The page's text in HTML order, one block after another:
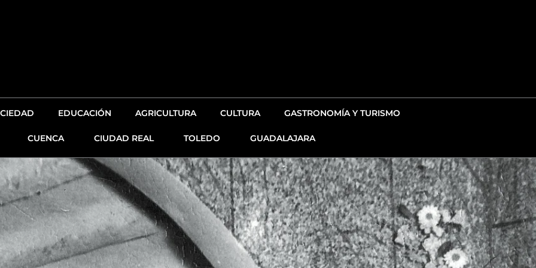
EDUCACIÓN AGRICULTURA CULTURA GASTRONOMÍA Y TURISMO
CUENCA CIUDAD REAL TOLEDO GUADALAJARA